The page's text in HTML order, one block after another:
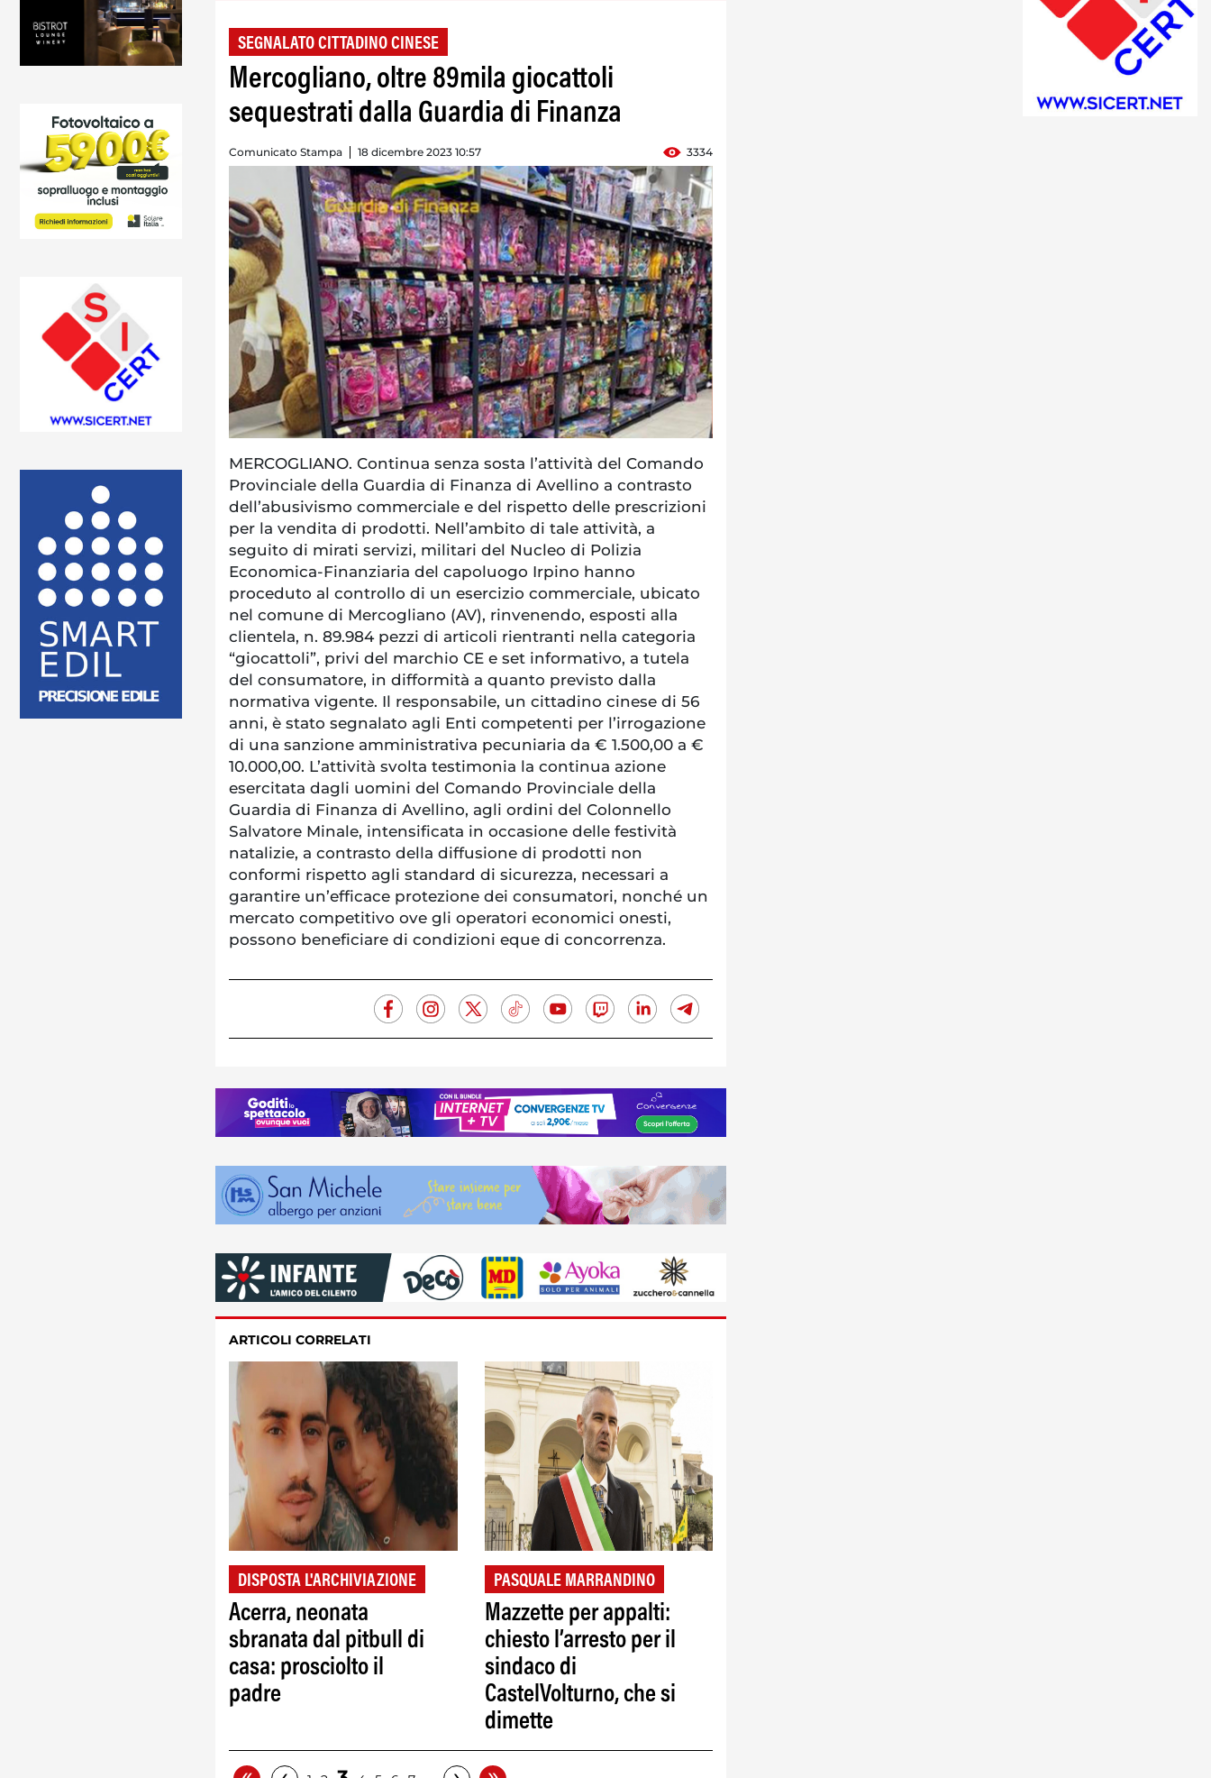
SEGNALATO CITTADINO CINESE
Mercogliano, oltre 89mila giocattoli
sequestrati dalla Guardia di Finanza
Comunicato Stampa 18 dicembre 2023 10:57 3334
MERCOGLIANO. Continua senza sosta l’attività del Comando
Provinciale della Guardia di Finanza di Avellino a contrasto
dell’abusivismo commerciale e del rispetto delle prescrizioni
per la vendita di prodotti. Nell’ambito di tale attività, a
seguito di mirati servizi, militari del Nucleo di Polizia
Economica-Finanziaria del capoluogo Irpino hanno
proceduto al controllo di un esercizio commerciale, ubicato
nel comune di Mercogliano (AV), rinvenendo, esposti alla
clientela, n. 89.984 pezzi di articoli rientranti nella categoria
“giocattoli”, privi del marchio CE e set informativo, a tutela
del consumatore, in difformità a quanto previsto dalla
normativa vigente. Il responsabile, un cittadino cinese di 56
anni, è stato segnalato agli Enti competenti per l’irrogazione
di una sanzione amministrativa pecuniaria da € 1.500,00 a €
10.000,00. L’attività svolta testimonia la continua azione
esercitata dagli uomini del Comando Provinciale della
Guardia di Finanza di Avellino, agli ordini del Colonnello
Salvatore Minale, intensificata in occasione delle festività
natalizie, a contrasto della diffusione di prodotti non
conformi rispetto agli standard di sicurezza, necessari a
garantire un’efficace protezione dei consumatori, nonché un
mercato competitivo ove gli operatori economici onesti,
possono beneficiare di condizioni eque di concorrenza.
ARTICOLI CORRELATI
DISPOSTA L'ARCHIVIAZIONE
Acerra, neonata
sbranata dal pitbull di
casa: prosciolto il
padre
PASQUALE MARRANDINO
Mazzette per appalti:
chiesto l’arresto per il
sindaco di
CastelVolturno, che si
dimette